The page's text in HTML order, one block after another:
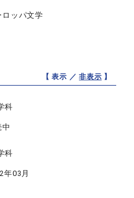
ロッパ文学
【 表示 ／非表示 】
科
中
科
年03月